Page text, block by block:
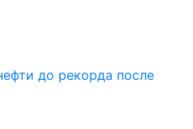
до рекорда после